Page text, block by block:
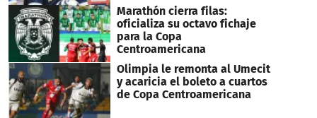
Marathón cierra filas:
oficializa su octavo fichaje
para la Copa
Centroamericana
Olimpia le remonta al Umecit
y acaricia el boleto a cuartos
de Copa Centroamericana